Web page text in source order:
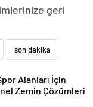
geri
son dakika
Alanları İçin
Zemin Çözümleri